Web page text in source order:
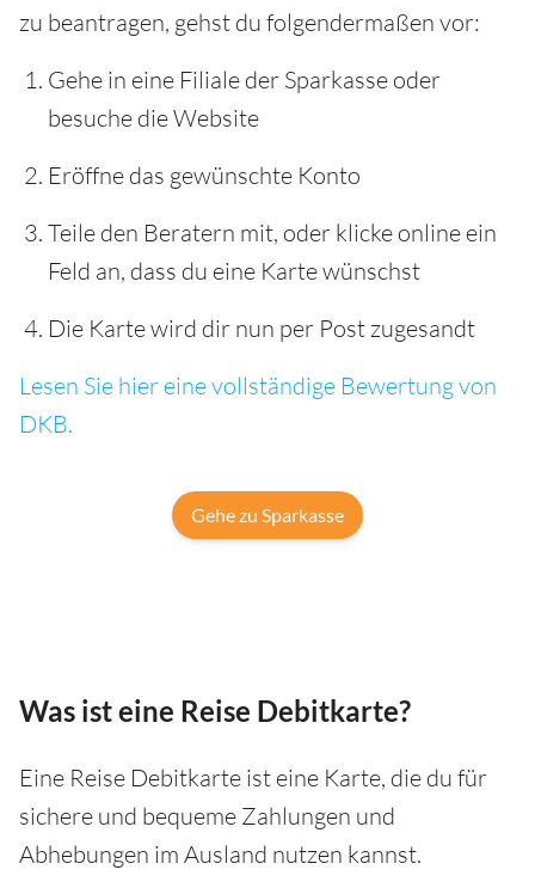
zu beantragen, gehst du folgendermaßen vor:
Gehe in eine Filiale der Sparkasse oder
besuche die Website
Eröffne das gewünschte Konto
Teile den Beratern mit, oder klicke online ein
Feld an, dass du eine Karte wünschst
Die Karte wird dir nun per Post zugesandt
Lesen Sie hier eine vollständige Bewertung von
DKB.
Gehe zu Sparkasse
Was ist eine Reise Debitkarte?
Eine Reise Debitkarte ist eine Karte, die du für
sichere und bequeme Zahlungen und
Abhebungen im Ausland nutzen kannst.